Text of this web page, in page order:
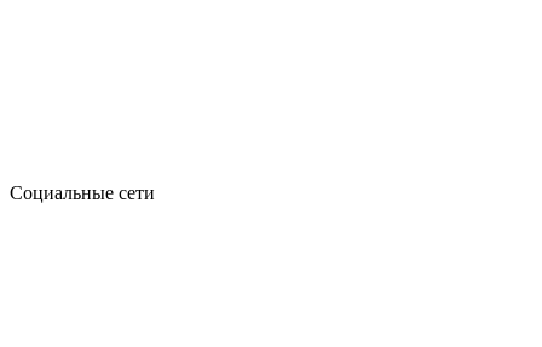
Социальные сети